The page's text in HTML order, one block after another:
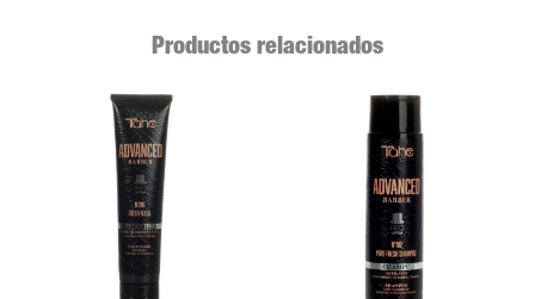
Productos relacionados